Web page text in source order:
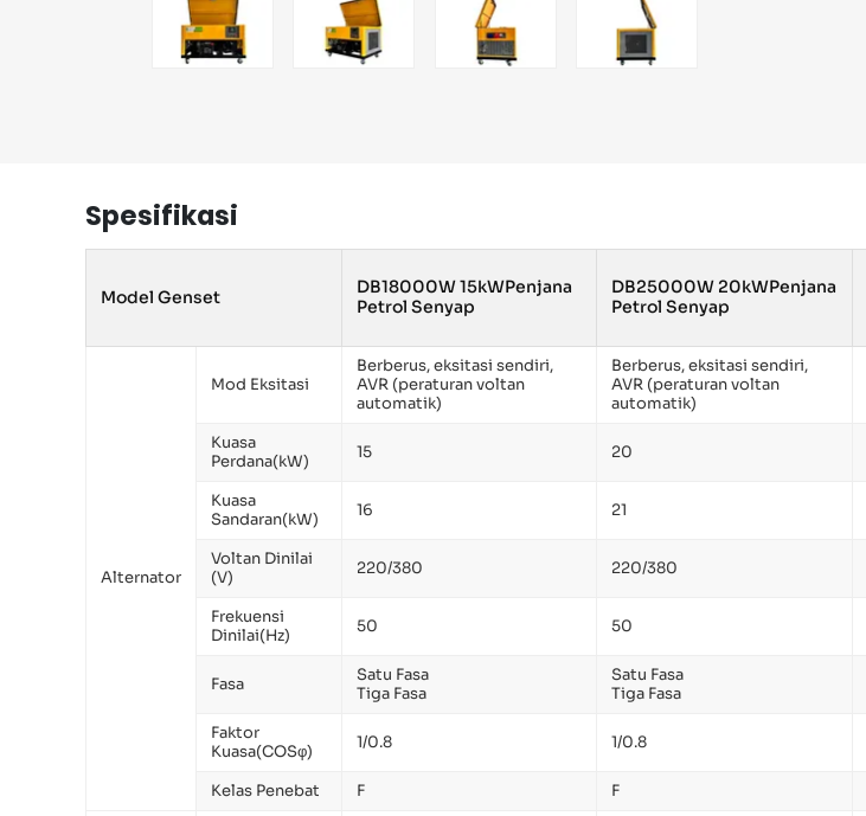
Spesifikasi
Model Genset
DB18000W 15kWPenjana
Petrol Senyap
DB25000W 20kWPenjana
Petrol Senyap
Alternator
Mod Eksitasi
Berberus, eksitasi sendiri,
AVR (peraturan voltan
automatik)
Berberus, eksitasi sendiri,
AVR (peraturan voltan
automatik)
Kuasa
Perdana(kW)
15 20
Kuasa
Sandaran(kW)
16 21
Voltan Dinilai
(V)
220/380 220/380
Frekuensi
Dinilai(Hz)
50 50
Fasa
Satu Fasa
Tiga Fasa
Satu Fasa
Tiga Fasa
Faktor
Kuasa(COSφ)
1/0.8 1/0.8
Kelas Penebat F F